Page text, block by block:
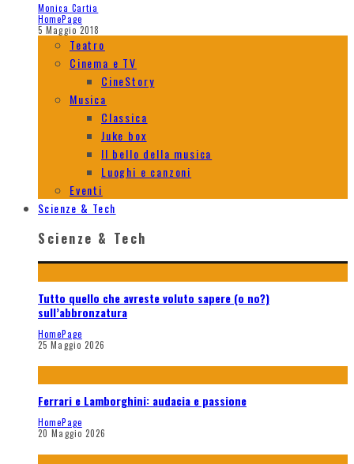
Monica Cartia
HomePage
5 Maggio 2018
Teatro
Cinema e TV
CineStory
Musica
Classica
Juke box
Il bello della musica
Luoghi e canzoni
Eventi
Scienze & Tech
Scienze & Tech
Tutto quello che avreste voluto sapere (o no?)
sull’abbronzatura
HomePage
25 Maggio 2026
Ferrari e Lamborghini: audacia e passione
HomePage
20 Maggio 2026